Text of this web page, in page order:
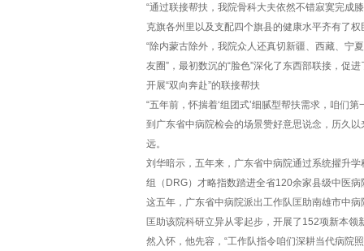
“通过联接帮扶，我院骨科大夫依然不错寂寞完成
克旗各州里以及支配四个旗县的健康水平齐有了权
“除内蒙古除外，我院众人还真切新疆、西藏、宁
友圈”，最初数沉的“脸色”深化了东西部联接，促
开展“双向奔赴”的联接帮扶
“五年前，怀揣着‘组团式’细腻型帮扶需求，咱们
到广东省中病院检会的场景赞好意思说念，历久
远。
刘华暗示，五年来，广东省中病院通过系统擢升
组（DRG）才略指数踏进全省120余家县级中医病
这五年，广东省中病院派出工作队匡助南雄市中
匡助该院科研立异从零起步，开展了152项新本
然入怀，他先容，“工作队指令咱们深耕当代病院